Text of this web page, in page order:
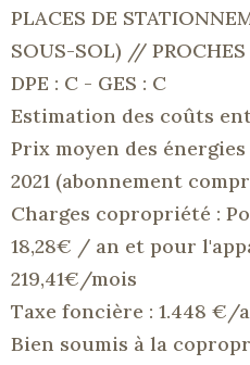
PLACES DE
SOUS-SOL) //
DPE : C - GES : C
Estimation des coûts
Prix moyen des
2021 (abonnement
Charges copropriété :
18,28€ / an et pour
219,41€/mois
Taxe foncière : 1.448 €/
Bien soumis à la